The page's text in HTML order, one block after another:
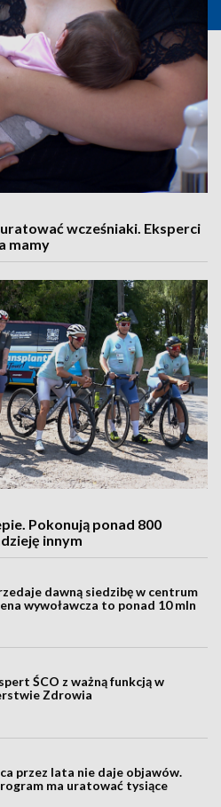
wcześniaki. Eksperci
mamy
Pokonują ponad 800
innym
dawną siedzibę w centrum
wywoławcza to ponad 10 mln
ŚCO z ważną funkcją w
Zdrowia
przez lata nie daje objawów.
ma uratować tysiące